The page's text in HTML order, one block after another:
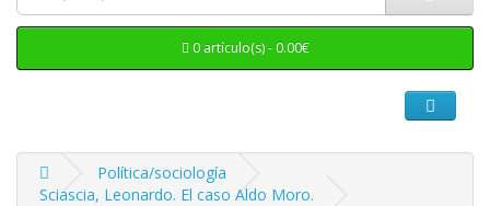
0 artículo(s) - 0.00€
Política/sociología
Sciascia, Leonardo. El caso Aldo Moro.